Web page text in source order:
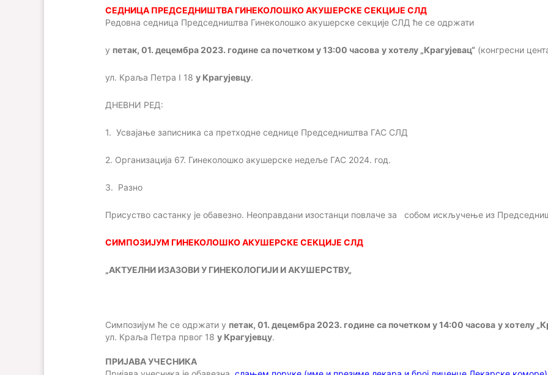
CЕДНИЦА ПРЕДСЕДНИШТВА ГИНЕКОЛОШКО АКУШЕРСКЕ СЕКЦИЈЕ СЛД
Редовна седница Председништва Гинеколошко акушерске секције СЛДће се одржати
у петак, 01. децембра2023. године са почетком у 13:00 часова у хотелу „Крагујевац“ (конгресни
ул. Краља Петра I 18у Крагујевцу.
ДНЕВНИ РЕД:
1.Усвајање записника са претходне седнице Председништва ГАС СЛД
2. Организација 67. Гинеколошко акушерске недеље ГАС 2024. год.
3. Разно
Присуство састанку је обавезно. Неоправдани изостанци повлаче за собом искључење из
СИМПОЗИЈУМ ГИНЕКОЛОШКО АКУШЕРСКЕ СЕКЦИЈЕ СЛД
„АКТУЕЛНИ ИЗАЗОВИ У ГИНЕКОЛОГИЈИ И АКУШЕРСТВУ„
Cимпозијум ће ce одржатиу петак, 01. децембра2023. године са почетком у 14:00 часова у хотелу
ул. Краља Петра првог 18у Крагујевцу.
ПРИЈАВА УЧЕСНИКА